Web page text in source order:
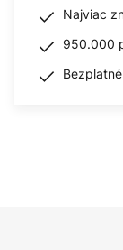
Najviac
950.000